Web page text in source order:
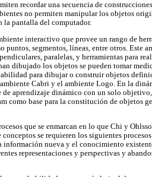
recordar una secuencia de
no permiten manipular los objetos
la pantalla del computador.
interactivo que provee un rango de
segmentos, líneas, entre otros. Este
paralelas, y herramientas para
dibujado los objetos se pueden tomar
para dibujar o construir objetos
Cabri y el ambiente Logo. En la
aprendizaje dinámico con un solo
como base para la constitución de objetos
que se enmarcan en lo que Chi y
se requieren los siguientes
nueva y el conocimiento
representaciones y perspectivas y